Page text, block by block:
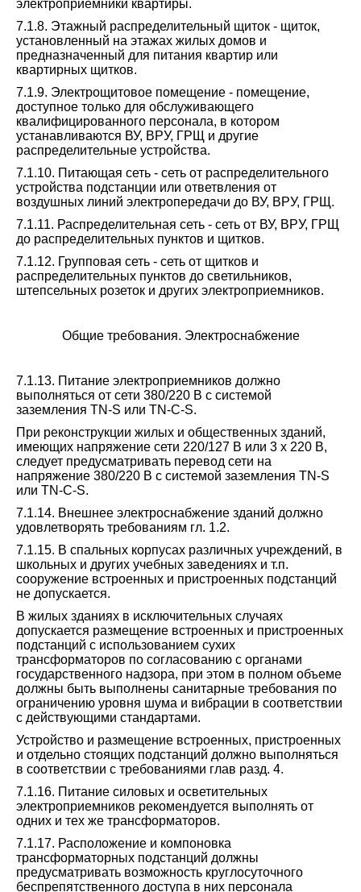
электроприемники квартиры.
7.1.8. Этажный распределительный щиток - щиток,
установленный на этажах жилых домов и
предназначенный для питания квартир или
квартирных щитков.
7.1.9. Электрощитовое помещение - помещение,
доступное только для обслуживающего
квалифицированного персонала, в котором
устанавливаются ВУ, ВРУ, ГРЩ и другие
распределительные устройства.
7.1.10. Питающая сеть - сеть от распределительного
устройства подстанции или ответвления от
воздушных линий электропередачи до ВУ, ВРУ, ГРЩ.
7.1.11. Распределительная сеть - сеть от ВУ, ВРУ, ГРЩ
до распределительных пунктов и щитков.
7.1.12. Групповая сеть - сеть от щитков и
распределительных пунктов до светильников,
штепсельных розеток и других электроприемников.
Общие требования. Электроснабжение
7.1.13. Питание электроприемников должно
выполняться от сети 380/220 В с системой
заземления TN-S или TN-C-S.
При реконструкции жилых и общественных зданий,
имеющих напряжение сети 220/127 В или 3 x 220 В,
следует предусматривать перевод сети на
напряжение 380/220 В с системой заземления TN-S
или TN-C-S.
7.1.14. Внешнее электроснабжение зданий должно
удовлетворять требованиям гл. 1.2.
7.1.15. В спальных корпусах различных учреждений, в
школьных и других учебных заведениях и т.п.
сооружение встроенных и пристроенных подстанций
не допускается.
В жилых зданиях в исключительных случаях
допускается размещение встроенных и пристроенных
подстанций с использованием сухих
трансформаторов по согласованию с органами
государственного надзора, при этом в полном объеме
должны быть выполнены санитарные требования по
ограничению уровня шума и вибрации в соответствии
с действующими стандартами.
Устройство и размещение встроенных, пристроенных
и отдельно стоящих подстанций должно выполняться
в соответствии с требованиями глав разд. 4.
7.1.16. Питание силовых и осветительных
электроприемников рекомендуется выполнять от
одних и тех же трансформаторов.
7.1.17. Расположение и компоновка
трансформаторных подстанций должны
предусматривать возможность круглосуточного
беспрепятственного доступа в них персонала